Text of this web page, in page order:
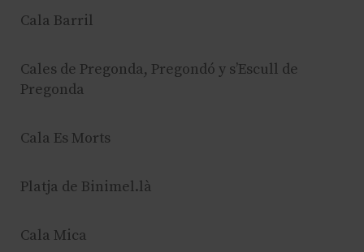
Cala Barril
Cales de Pregonda, Pregondó y s’Escull de
Pregonda
Cala Es Morts
Platja de Binimel.là
Cala Mica